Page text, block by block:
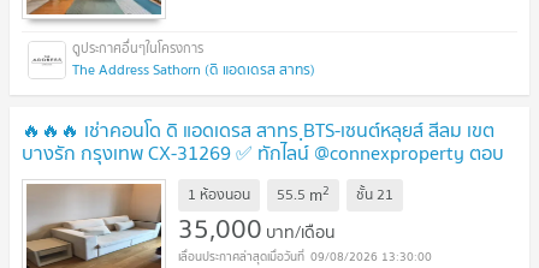
The Address Sathorn (ดิ แอดเดรส สาทร)
🔥🔥🔥 เช่าคอนโด ดิ แอดเดรส สาทร ฺBTS-เซนต์หลุยส์ สีลม เขต
บางรัก กรุงเทพ CX-31269 ✅ ทักไลน์ @connexproperty ตอบ
ทันที ทีมงานมืออาชีพ ✅ 🔥🔥🔥
1 ห้องนอน 55.5 m2 ชั้น21
35,000 บาท/เดือน
09/08/2026 13:30:00